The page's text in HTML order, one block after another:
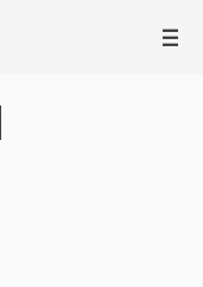
III